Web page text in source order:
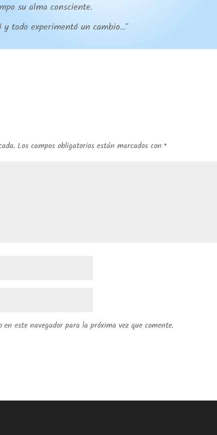
su alma consciente.
todo experimentó un cambio…”
Los campos obligatorios están marcados con*
este navegador para la próxima vez que comente.